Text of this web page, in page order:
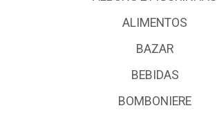
ALIMENTOS
BAZAR
BEBIDAS
BOMBONIERE